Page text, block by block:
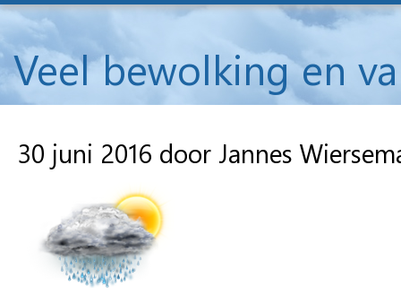
Veel bewolking en
30 juni 2016 door Jannes